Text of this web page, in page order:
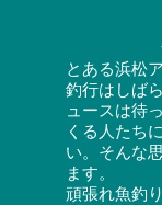
とある浜松
釣行はしば
ュースは待
くる人たち
い。そんな
ます。
頑張れ魚釣